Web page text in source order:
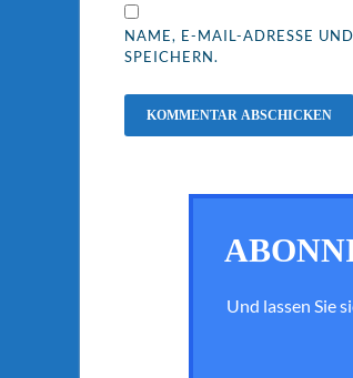
NAME, E-MAIL-ADRESSE
SPEICHERN.
Und lassen Sie